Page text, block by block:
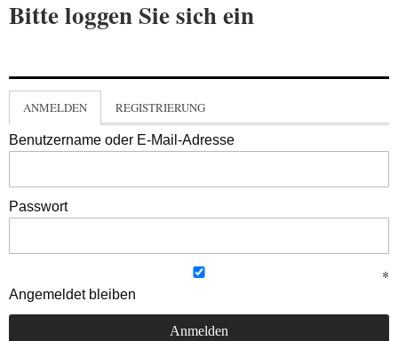
Bitte loggen Sie sich ein
ANMELDEN REGISTRIERUNG
Benutzername oder E-Mail-Adresse
Passwort
Angemeldet bleiben